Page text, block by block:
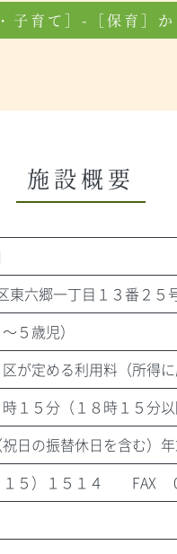
子育て］-［保育］
施設概要
東六郷一丁目１３番２５
５歳児）
が定める利用料（所得
１５分（１８時１５分以
日の振替休日を含む）
５）１５１４
FAX ０